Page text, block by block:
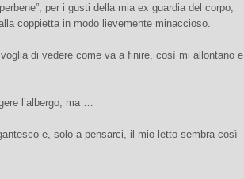
per i gusti della mia ex guardia del corpo,
coppietta in modo lievemente minaccioso.
di vedere come va a finire, così mi allontano e
l’albergo, ma …
e, solo a pensarci, il mio letto sembra così